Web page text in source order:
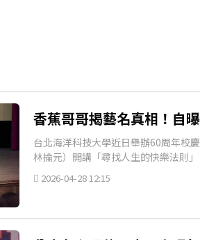
香蕉哥哥揭藝名真相！自
台北海洋科技大學近日舉辦60周年校
林掄元）開講「尋找人生的快樂法則
2026-04-28 12:15